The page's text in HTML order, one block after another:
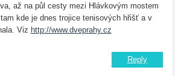
až na půl cesty mezi Hlávkovým mostem
kde je dnes trojice tenisových hřišť a v
Viz http://www.dveprahy.cz
Reply